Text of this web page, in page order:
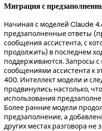
Миграция с
Начиная с моделей Claude
предзаполненные ответы
сообщения ассистента, с
продолжить) в последнем
поддерживаются. Запросы
сообщениями ассистента к
400. Интеллект модели и
продвинулись настолько,
использования
Более ранние модели
предзаполнение, а
других местах разговора не